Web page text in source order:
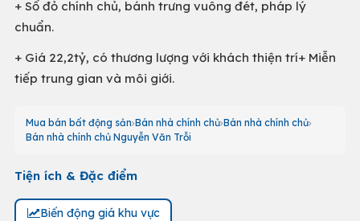
+ Sổ đỏ chính chủ, bánh trưng vuông đét, pháp lý
chuẩn.
+ Giá 22,2tỷ, có thương lượng với khách thiện trí+ Miễn
tiếp trung gian và môi giới.
Mua bán bất động sản Bán nhà chính chủ Bán nhà chính chủ
Bán nhà chính chủ Nguyễn Văn Trỗi
Tiện ích & Đặc điểm
Biến động giá khu vực